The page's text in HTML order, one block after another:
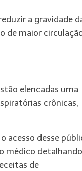
a gravidade
de maior
elencadas uma
crônicas,
acesso desse
médico
de